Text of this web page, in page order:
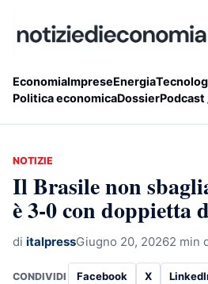
EconomiaImpreseEnergia
Politica economicaDossier
NOTIZIE
Il Brasile non
è 3-0 con doppietta
di italpressGiugno 20, 20262 min
CONDIVIDI Facebook X